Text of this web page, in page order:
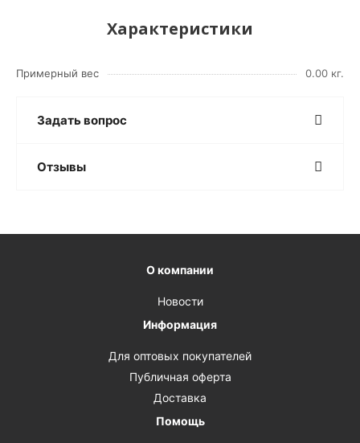
Характеристики
Примерный вес 0.00 кг.
Задать вопрос
Отзывы
О компании
Новости
Информация
Для оптовых покупателей
Публичная оферта
Доставка
Помощь